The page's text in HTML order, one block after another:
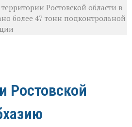
Ростовской области в
более 47 тонн подконтрольной
Ростовской